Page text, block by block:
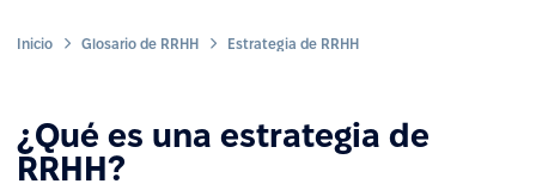
Inicio Glosario de RRHH Estrategia de RRHH
¿Qué es una estrategia de
RRHH?